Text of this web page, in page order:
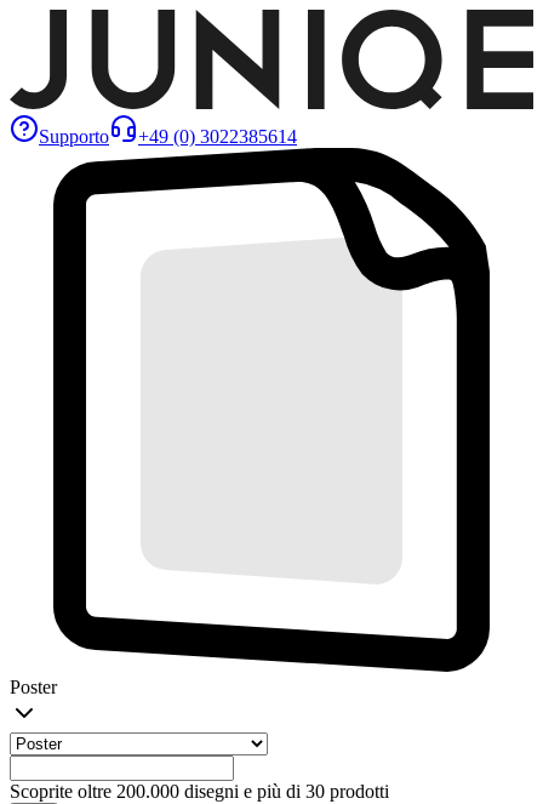
Supporto +49 (0) 3022385614
Poster
Scoprite oltre 200.000 disegni e più di 30 prodotti